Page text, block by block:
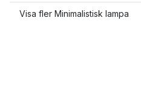
Visa fler Minimalistisk lampa